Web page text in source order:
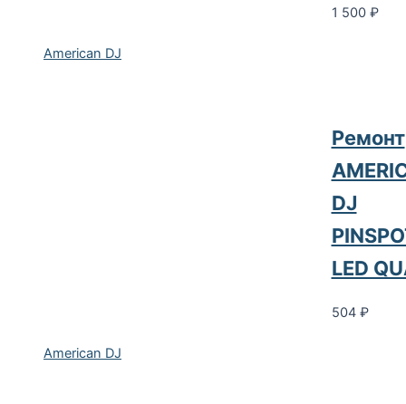
American DJ
1 500 ₽
American DJ
Ремонт
DJ
LED
504 ₽